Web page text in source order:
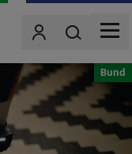
BenutzerWonach
MENU
Bund